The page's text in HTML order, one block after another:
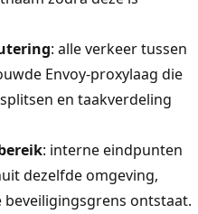
: alle verkeer tussen
Envoy-proxylaag die
en taakverdeling
: interne eindpunten
dezelfde omgeving,
ontstaat.